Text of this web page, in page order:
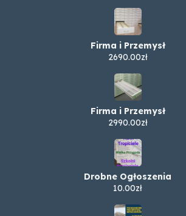
Firma i Przemysł
2690.00zł
Firma i Przemysł
2990.00zł
Drobne Ogłoszenia
10.00zł